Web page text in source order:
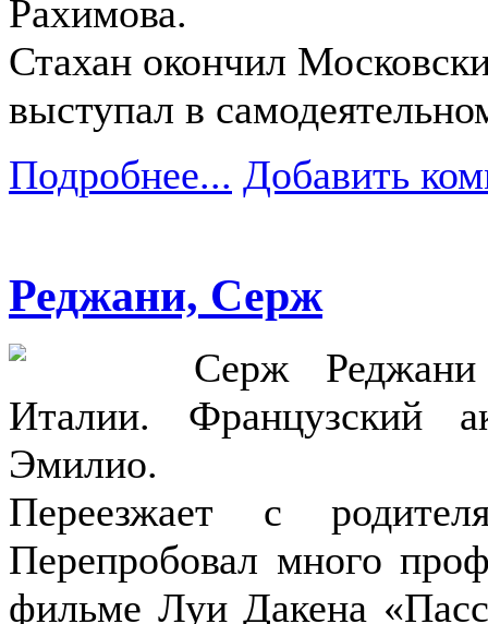
Рахимова.
Стахан окончил
выступал в
Подробнее... Добавить
Реджани, Серж
Серж
Италии. Французский
Эмилио.
Переезжает с
Перепробовал много
фильме Луи Дакена